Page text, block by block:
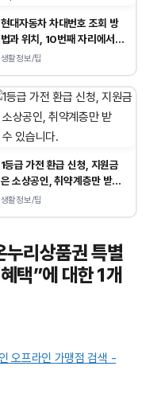
현대자동차 차대번호 조회 방
법과 위치, 10번째 자리에서
연식 확인!
생활정보/팁
1등급 가전 환급 신청, 지원금
은 소상공인, 취약계층만 받
을 수 있습니다.
생활정보/팁
리상품권 특별
택”에 대한 1개
오프라인 가맹점 검색 -